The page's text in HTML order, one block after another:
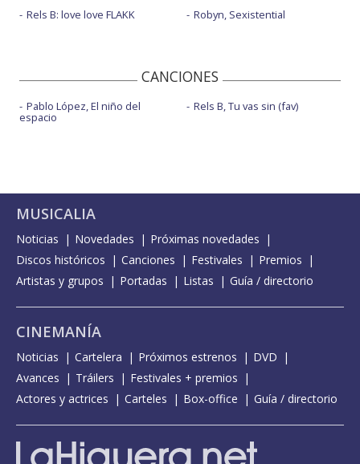
Rels B: love love FLAKK
Robyn, Sexistential
CANCIONES
Pablo López, El niño del
espacio
Rels B, Tu vas sin (fav)
MUSICALIA
Noticias Novedades
Próximas novedades
Discos históricos
Canciones Festivales
Premios
Artistas y grupos
Portadas Listas Guía / directorio
CINEMANÍA
Noticias Cartelera Próximos estrenos
DVD
Avances
Tráilers
Festivales + premios
Actores y actrices
Carteles Box-office Guía / directorio